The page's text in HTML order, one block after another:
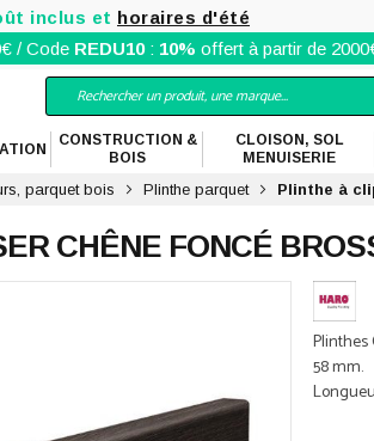
inclus et horaires d'été
/ Code REDU10: 10% offert à partir de
CONSTRUCTION &
BOIS
CLOISON, SOL
MENUISERIE
parquet bois Plinthe parquet Plinthe à
CHÊNE FONCÉ
Plinthes
58 mm.